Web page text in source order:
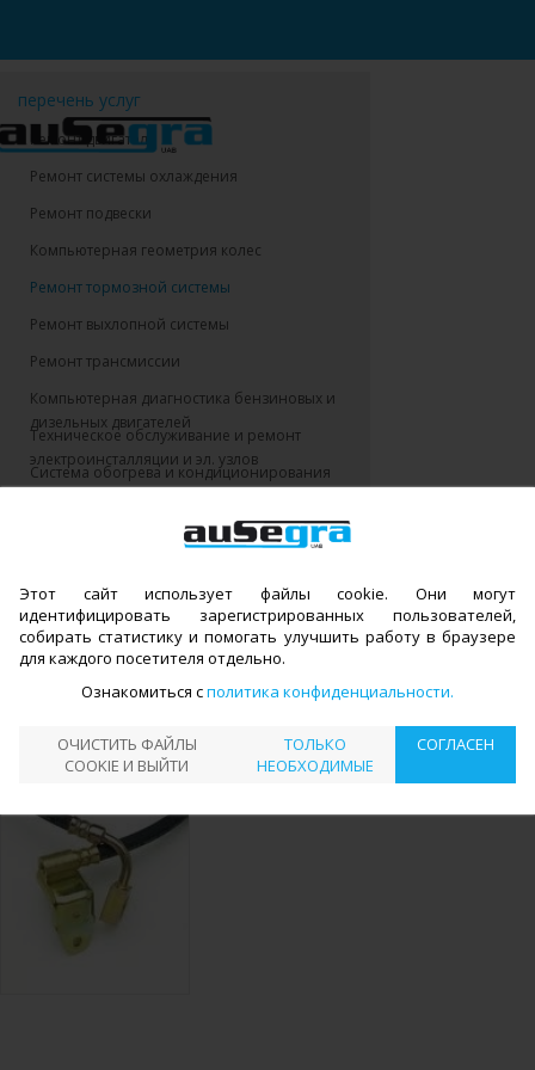
перечень услуг
Pемонт двигателя
Ремонт системы охлаждения
Ремонт подвески
Компьютерная геометрия колес
Ремонт тормозной системы
Ремонт выхлопной системы
Ремонт трансмиссии
Компьютерная диагностика бензиновых и
дизельных двигателей
Техническое обслуживание и ремонт
электроинсталляции и эл. узлов
Система обогрева и кондиционирования
КАТАЛОГ >РЕМОНТ ТОРМОЗНОЙ СИСТЕМЫ>
ЗАМЕНА ТОРМОЗНЫХ ШЛАНГОВ ←
ЗАМЕНА ТОРМОЗНЫХ
ШЛАНГОВ
Информация находится в стадии
разработки
Этот сайт использует файлы cookie. Они могут
идентифицировать зарегистрированных пользователей,
собирать статистику и помогать улучшить работу в браузере
для каждого посетителя отдельно.
Ознакомиться сполитика конфиденциальности
СОГЛАСЕН
ТОЛЬКО
НЕОБХОДИМЫЕ
ОЧИСТИТЬ ФАЙЛЫ
COOKIE И ВЫЙТИ